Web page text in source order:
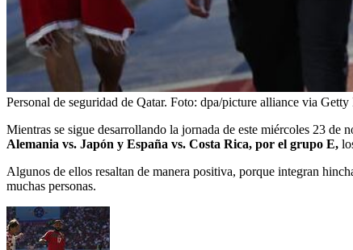
Personal de seguridad de Qatar. Foto: dpa/picture alliance via Getty
Mientras se sigue desarrollando la jornada de este miércoles 23 de
Alemania vs. Japón y España vs. Costa Rica, por el grupo E,
Algunos de ellos resaltan de manera positiva, porque integran
muchas personas.